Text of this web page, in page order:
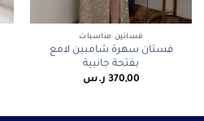
فساتين مناسبات
فستان سهرة شامبين لامع
بفتحة جانبية
370,00 ر.س